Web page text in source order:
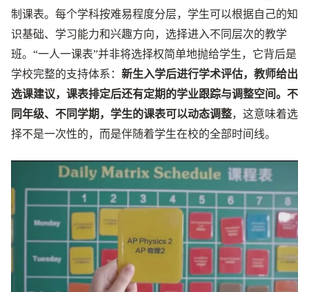
制课表。每个学科按难易程度分层，学生可以根据自己的知
识基础、学习能力和兴趣方向，选择进入不同层次的教学
班。“一人一课表”并非将选择权简单地抛给学生，它背后是
学校完整的支持体系： 新生入学后进行学术评估，教师给出
选课建议，课表排定后还有定期的学业跟踪与调整空间。不
同年级、不同学期，学生的课表可以动态调整，这意味着选
择不是一次性的，而是伴随着学生在校的全部时间线。